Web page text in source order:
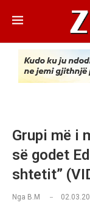
Grupi më i
së godet
shtetit”
Nga B.M